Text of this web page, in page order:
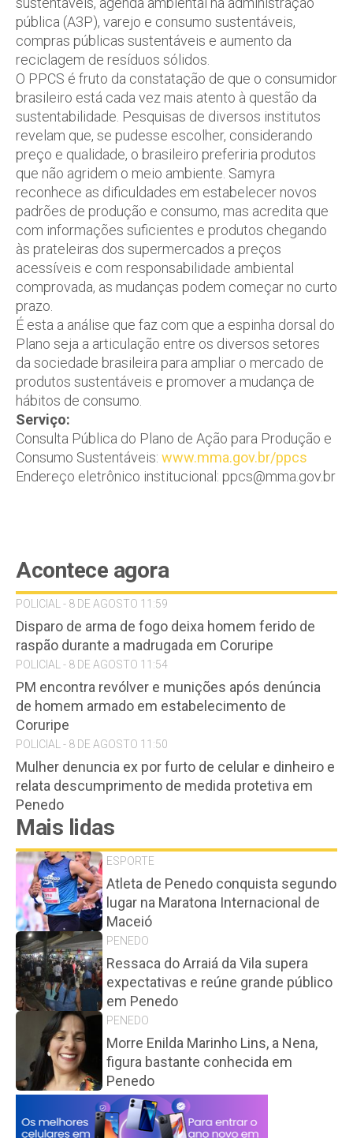
pública (A3P), varejo e consumo sustentáveis,
compras públicas sustentáveis e aumento da
reciclagem de resíduos sólidos.
O PPCS é fruto da constatação de que o consumidor
brasileiro está cada vez mais atento à questão da
sustentabilidade. Pesquisas de diversos institutos
revelam que, se pudesse escolher, considerando
preço e qualidade, o brasileiro preferiria produtos
que não agridem o meio ambiente. Samyra
reconhece as dificuldades em estabelecer novos
padrões de produção e consumo, mas acredita que
com informações suficientes e produtos chegando
às prateleiras dos supermercados a preços
acessíveis e com responsabilidade ambiental
comprovada, as mudanças podem começar no curto
prazo.
É esta a análise que faz com que a espinha dorsal do
Plano seja a articulação entre os diversos setores
da sociedade brasileira para ampliar o mercado de
produtos sustentáveis e promover a mudança de
hábitos de consumo.
Serviço:
Consulta Pública do Plano de Ação para Produção e
Consumo Sustentáveis: www.mma.gov.br/ppcs
Endereço eletrônico institucional: ppcs@mma.gov.br
Acontece agora
POLICIAL - 8 DE AGOSTO 11:59
Disparo de arma de fogo deixa homem ferido de
raspão durante a madrugada em Coruripe
POLICIAL - 8 DE AGOSTO 11:54
PM encontra revólver e munições após denúncia
de homem armado em estabelecimento de
Coruripe
POLICIAL - 8 DE AGOSTO 11:50
Mulher denuncia ex por furto de celular e dinheiro e
relata descumprimento de medida protetiva em
Penedo
Mais lidas
ESPORTE
Atleta de Penedo conquista segundo
lugar na Maratona Internacional de
Maceió
PENEDO
Ressaca do Arraiá da Vila supera
expectativas e reúne grande público
em Penedo
PENEDO
Morre Enilda Marinho Lins, a Nena,
figura bastante conhecida em
Penedo